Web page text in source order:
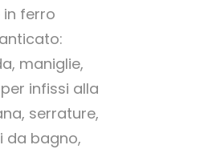
ferro
maniglie,
infissi alla
serrature,
da bagno,